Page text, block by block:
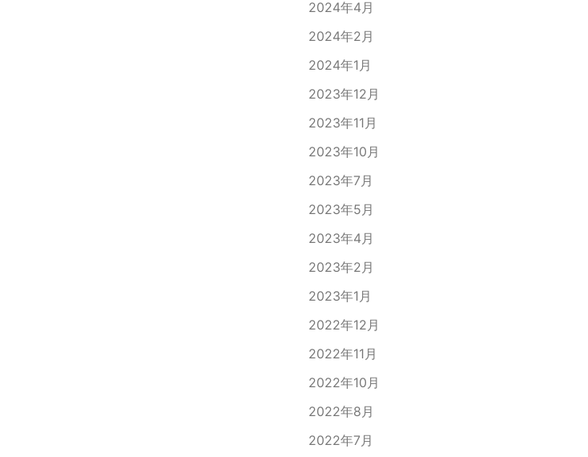
2024年4月
2024年2月
2024年1月
2023年12月
2023年11月
2023年10月
2023年7月
2023年5月
2023年4月
2023年2月
2023年1月
2022年12月
2022年11月
2022年10月
2022年8月
2022年7月